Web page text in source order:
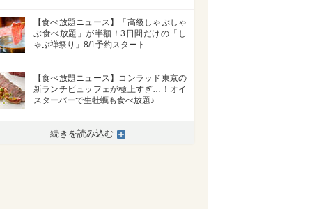
【食べ放題ニュース】「高級しゃぶしゃ
ぶ食べ放題」が半額！3日間だけの「し
ゃぶ禅祭り」8/1予約スタート
【食べ放題ニュース】コンラッド東京の
新ランチビュッフェが極上すぎ…！オイ
スターバーで生牡蠣も食べ放題♪
続きを読み込む